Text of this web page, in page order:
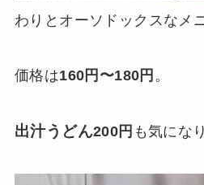
わりとオーソドックスなメ
価格は160円〜180円 。
出汁うどん200円 も気にな